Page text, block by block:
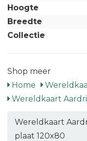
Hoogte
Breedte
Collectie
Shop meer
Home
Wereldkaart
Wereldkaart
plaat 120x80